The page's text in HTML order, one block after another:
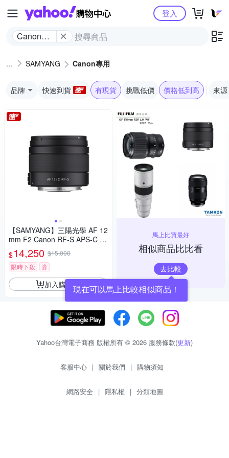
Yahoo購物中心
Canon專
登入
SAMYANG Canon專用
品牌 快速到貨 有現貨 挑戰低價 價格低到高 來源
【SAMYANG】三陽光學 AF 12
mm F2 Canon RF-S APS-C 自
動對焦鏡頭 公司貨
$14,250 $15,000
限時下殺
券
加入購物車
馬上比買最好
相似商品比比看
去比較
現在可以馬上比較相似商品！
Yahoo台灣電子商務 版權所有 © 2026 服務條款(更新)
客服中心 | 關於我們 | 購物須知
網路安全 | 隱私權 | 分類地圖